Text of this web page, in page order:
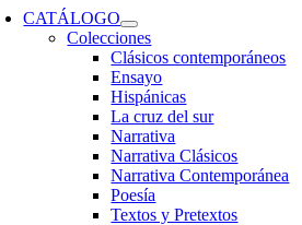
CATÁLOGO
Colecciones
Clásicos contemporáneos
Ensayo
Hispánicas
La cruz del sur
Narrativa
Narrativa Clásicos
Narrativa Contemporánea
Poesía
Textos y Pretextos